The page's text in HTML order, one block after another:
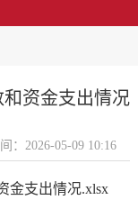
和资金支出情况
：2026-05-09 10:16
金支出情况.xlsx